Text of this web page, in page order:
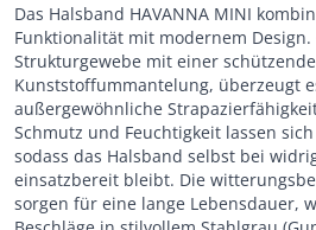
Das Halsband HAVANNA MINI
Funktionalität mit modernem
Strukturgewebe mit einer
Kunststoffummantelung, überzeugt
außergewöhnliche
Schmutz und Feuchtigkeit lassen
sodass das Halsband selbst bei
einsatzbereit bleibt. Die
sorgen für eine lange Lebensdauer,